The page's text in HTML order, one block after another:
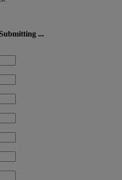
Submitting ...